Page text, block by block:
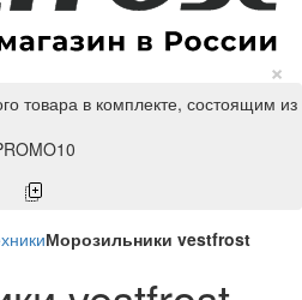
×
товара в комплекте, состоящим
Морозильники vestfrost